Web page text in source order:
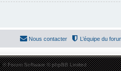
L’équipe du
Nous contacter
® Forum Software © phpBB Limited